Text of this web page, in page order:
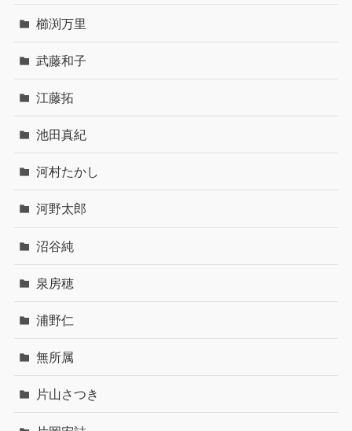
櫛渕万里
武藤和子
江藤拓
池田真紀
河村たかし
河野太郎
沼谷純
泉房穂
浦野仁
無所属
片山さつき